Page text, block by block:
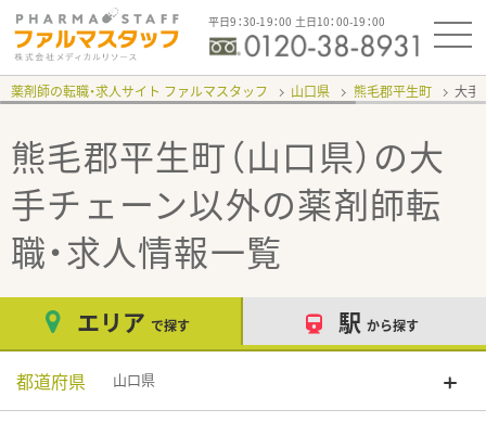
平日9：30-19：00 土日10：00-19：00
薬剤師の転職・求人サイト ファルマスタッフ 山口県 熊毛郡平生町 大手
熊毛郡平生町（山口県）の大
手チェーン以外の薬剤師転
職・求人情報一覧
エリア で探す 駅 から探す
都道府県 山口県